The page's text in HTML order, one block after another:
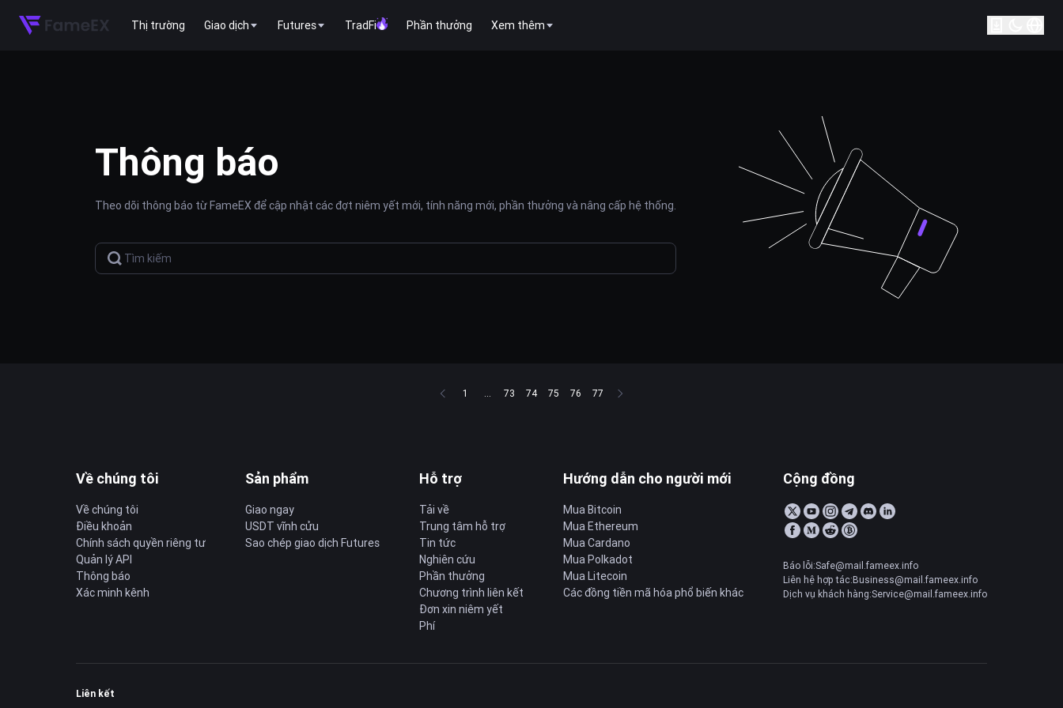
Thị trường Giao dịch Futures TradFi Phần thưởng Xem thêm
Thông báo
Theo dõi thông báo từ FameEX để cập nhật các đợt niêm yết mới, tính năng mới, phần thưởng và nâng cấp hệ thống.
1 ... 73 74 75 76 77
Về chúng tôi
Về chúng tôi
Điều khoản
Chính sách quyền riêng tư
Quản lý API
Thông báo
Xác minh kênh
Sản phẩm
Giao ngay
USDT vĩnh cửu
Sao chép giao dịch Futures
Hỗ trợ
Tải về
Trung tâm hỗ trợ
Tin tức
Nghiên cứu
Phần thưởng
Chương trình liên kết
Đơn xin niêm yết
Phí
Hướng dẫn cho người mới
Mua Bitcoin
Mua Ethereum
Mua Cardano
Mua Polkadot
Mua Litecoin
Các đồng tiền mã hóa phổ biến khác
Cộng đồng
Báo lỗi:Safe@mail.fameex.info
Liên hệ hợp tác:Business@mail.fameex.info
Dịch vụ khách hàng:Service@mail.fameex.info
Liên kết